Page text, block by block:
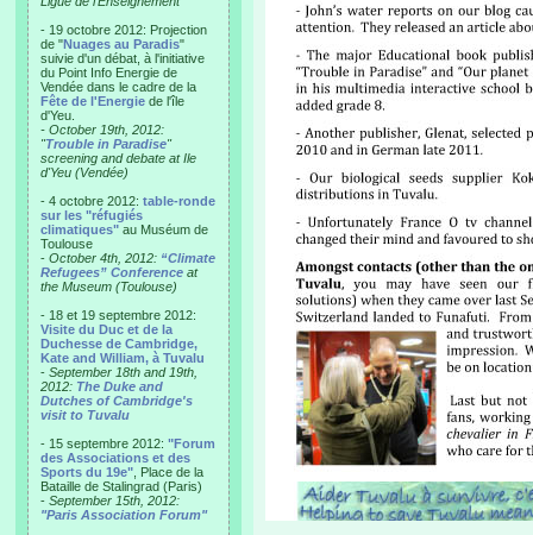
- 19 octobre 2012: Projection
de "Nuages au Paradis"
suivie d'un débat, à l'initiative
du Point Info Energie de
Vendée dans le cadre de la
Fête de l'Energie de l'île
d'Yeu.
- October 19th, 2012:
"Trouble in Paradise"
screening and debate at Ile
d'Yeu (Vendée)
- 4 octobre 2012: table-ronde
sur les "réfugiés
climatiques" au Muséum de
Toulouse
- October 4th, 2012: “Climate
Refugees” Conference at
the Museum (Toulouse)
- 18 et 19 septembre 2012:
Visite du Duc et de la
Duchesse de Cambridge,
Kate and William, à Tuvalu
- September 18th and 19th,
2012: The Duke and
Dutches of Cambridge's
visit to Tuvalu
- 15 septembre 2012: "Forum
des Associations et des
Sports du 19e" , Place de la
Bataille de Stalingrad (Paris)
- September 15th, 2012:
"Paris Association Forum"